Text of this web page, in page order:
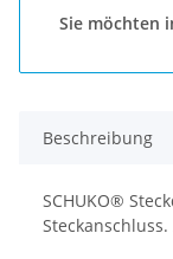
Sie möchten
Beschreibung
SCHUKO®